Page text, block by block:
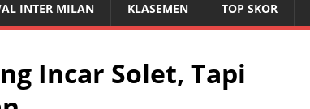
INTER MILAN KLASEMEN TOP SKOR
Incar Solet, Tapi